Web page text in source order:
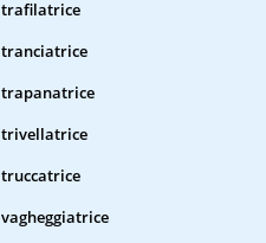
trafilatrice
tranciatrice
trapanatrice
trivellatrice
truccatrice
vagheggiatrice